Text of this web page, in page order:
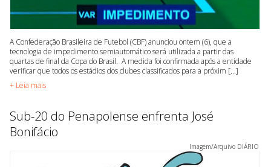
A Confederação Brasileira de Futebol (CBF) anunciou ontem (6), que a
tecnologia de impedimento semiautomático será utilizada a partir das
quartas de final da Copa do Brasil. A medida foi confirmada após a entidade
verificar que todos os estádios dos clubes classificados para a próxim [...]
+ Leia mais
Sub-20 do Penapolense enfrenta José
Bonifácio
Imagem/Arquivo DIÁRIO